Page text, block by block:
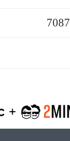
7087